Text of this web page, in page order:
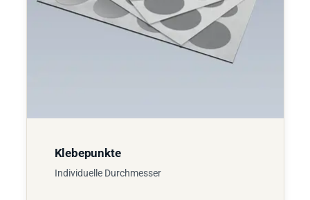
Klebepunkte
Individuelle Durchmesser